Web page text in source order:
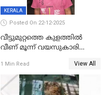
KERALA
Posted On 22-12-2025
വീട്ടുമുറ്റത്തെ കുളത്തിൽ
വീണ് മൂന്ന് വയസുകാരി
1 Min Read View All